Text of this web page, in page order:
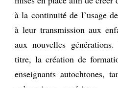
à la continuité de l’usage
à leur transmission aux
aux nouvelles
titre, la création de
enseignants autochtones,